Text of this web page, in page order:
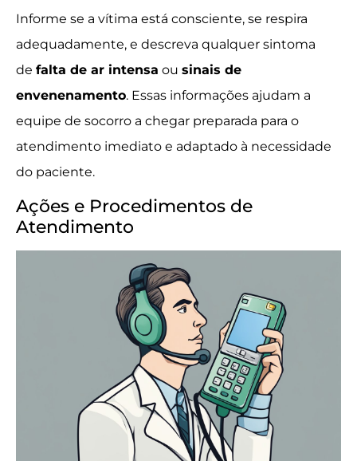
Informe se a vítima está consciente, se respira
adequadamente, e descreva qualquer sintoma
de falta de ar intensa ou sinais de
envenenamento. Essas informações ajudam a
equipe de socorro a chegar preparada para o
atendimento imediato e adaptado à necessidade
do paciente.
Ações e Procedimentos de
Atendimento